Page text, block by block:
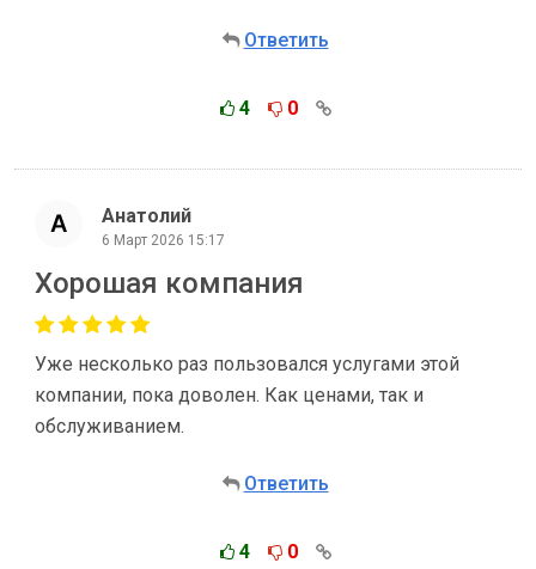
Ответить
4 0
Анатолий
6 Март 2026 15:17
Хорошая компания
Уже несколько раз пользовался услугами этой
компании, пока доволен. Как ценами, так и
обслуживанием.
Ответить
4 0